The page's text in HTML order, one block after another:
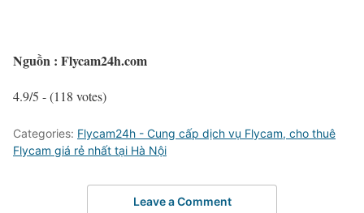
Nguồn : Flycam24h.com
4.9/5 - (118 votes)
Categories: Flycam24h - Cung cấp dịch vụ Flycam, cho thuê
Flycam giá rẻ nhất tại Hà Nội
Leave a Comment